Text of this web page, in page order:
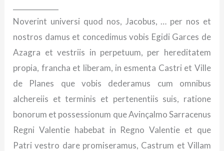
Noverint universi quod nos, Jacobus, … per nos et
nostros damus et concedimus vobis Egidi Garces de
Azagra et vestriis in perpetuum, per hereditatem
propia, francha et liberam, in esmenta Castri et Ville
de Planes que vobis dederamus cum omnibus
alchereiis et terminis et pertenentiis suis, ratione
bonorum et possessionum que Avinçalmo Sarracenus
Regni Valentie habebat in Regno Valentie et que
Patri vestro dare promiseramus, Castrum et Villam